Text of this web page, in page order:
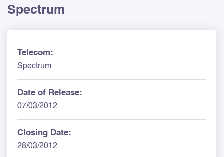
Spectrum
Telecom:
Spectrum
Date of Release:
07/03/2012
Closing Date:
28/03/2012